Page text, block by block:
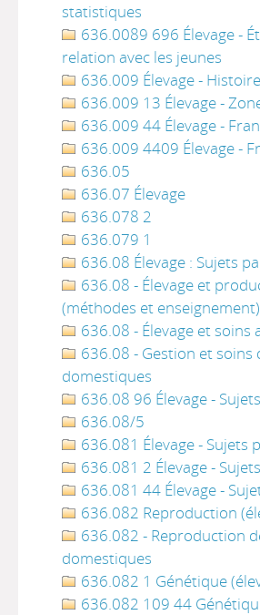
statistiques
636.0089 696 Élevage -
relation avec les jeunes
636.009 Élevage - Histoire
636.009 13 Élevage -
636.009 44 Élevage -
636.009 4409 Élevage -
636.05
636.07 Élevage
636.078 2
636.079 1
636.08 Élevage : Sujets
636.08 - Élevage et
(méthodes et enseignement)
636.08 - Élevage et soins
636.08 - Gestion et soins
domestiques
636.08 96 Élevage -
636.08/5
636.081 Élevage - Sujets
636.081 2 Élevage -
636.081 44 Élevage -
636.082 Reproduction
636.082 - Reproduction
domestiques
636.082 1 Génétique
636.082 109 44